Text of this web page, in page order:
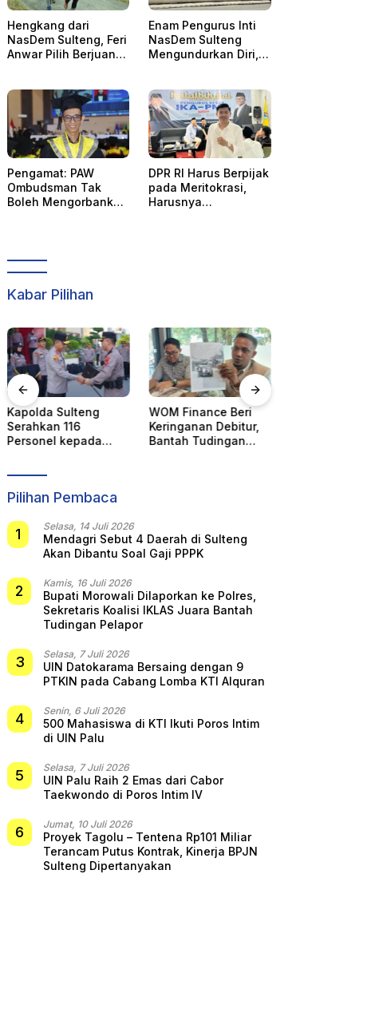
Hengkang dari
NasDem Sulteng, Feri
Anwar Pilih Berjuang
Enam Pengurus Inti
NasDem Sulteng
Mengundurkan Diri, 4
Pengamat: PAW
Ombudsman Tak
Boleh Mengorbankan
DPR RI Harus Berpijak
pada Meritokrasi,
Harusnya
Kabar Pilihan
WOM Finance Beri
Keringanan Debitur,
Bantah Tudingan
Pencabutan Status
Tuan Rumah FORNAS
IX, Sulteng Ajukan
Pilihan Pembaca
1 Selasa, 14 Juli 2026
Mendagri Sebut 4 Daerah di Sulteng
Akan Dibantu Soal Gaji PPPK
2 Kamis, 16 Juli 2026
Bupati Morowali Dilaporkan ke Polres,
Sekretaris Koalisi IKLAS Juara Bantah
Tudingan Pelapor
3 Selasa, 7 Juli 2026
UIN Datokarama Bersaing dengan 9
PTKIN pada Cabang Lomba KTI Alquran
4 Senin, 6 Juli 2026
500 Mahasiswa di KTI Ikuti Poros Intim
di UIN Palu
5 Selasa, 7 Juli 2026
UIN Palu Raih 2 Emas dari Cabor
Taekwondo di Poros Intim IV
6 Jumat, 10 Juli 2026
Proyek Tagolu – Tentena Rp101 Miliar
Terancam Putus Kontrak, Kinerja BPJN
Sulteng Dipertanyakan